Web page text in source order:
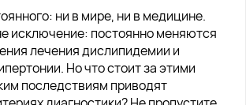
ни в мире, ни в медицине.
исключение: постоянно меняются
лечения дислипидемии и
Но что стоит за этими
последствиям приводят